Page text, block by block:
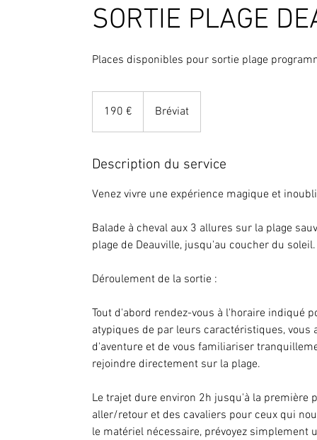
SORTIE PLAGE
Places disponibles pour sortie plage
190 € Bréviat
Description du service
Venez vivre une expérience magique et
Balade à cheval aux 3 allures sur la plage
plage de Deauville, jusqu'au coucher du soleil.
Déroulement de la sortie :
Tout d'abord rendez-vous à l'horaire indiqué
atypiques de par leurs caractéristiques,
d'aventure et de vous familiariser
rejoindre directement sur la plage.
Le trajet dure environ 2h jusqu'à la première
aller/retour et des cavaliers pour ceux qui
le matériel nécessaire, prévoyez simplement